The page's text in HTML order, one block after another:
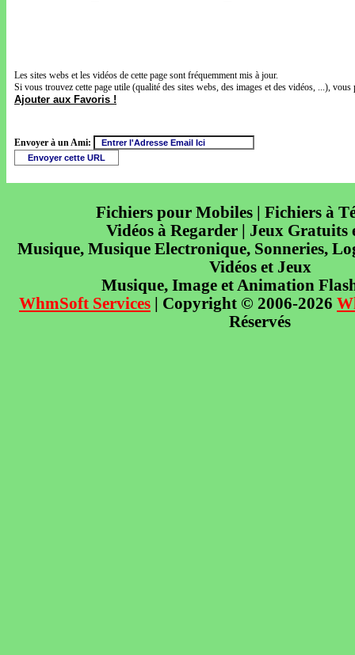
Les sites webs et les vidéos de cette page sont fréquemment mis à jour.
Si vous trouvez cette page utile (qualité des sites webs, des images et des vidéos, ...),
Ajouter aux Favoris !
Envoyer à un Ami:
Fichiers pour Mobiles | Fichiers à
Vidéos à Regarder | Jeux Gratuits
Musique, Musique Electronique, Sonneries,
Vidéos et Jeux
Musique, Image et Animation
WhmSoft Services | Copyright © 2006-2026
Réservés